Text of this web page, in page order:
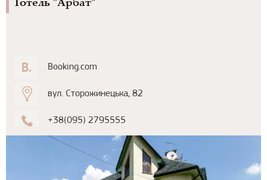
Booking.com
вул. Сторожинецька, 82
+38(095) 2795555